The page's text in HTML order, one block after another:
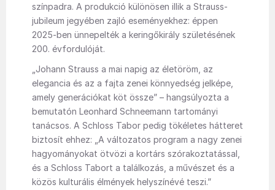
színpadra. A produkció különösen illik a Strauss-
jubileum jegyében zajló eseményekhez: éppen
2025-ben ünnepelték a keringőkirály születésének
200. évfordulóját.
„Johann Strauss a mai napig az életöröm, az
elegancia és az a fajta zenei könnyedség jelképe,
amely generációkat köt össze” – hangsúlyozta a
bemutatón Leonhard Schneemann tartományi
tanácsos. A Schloss Tabor pedig tökéletes hátteret
biztosít ehhez: „A változatos program a nagy zenei
hagyományokat ötvözi a kortárs szórakoztatással,
és a Schloss Tabort a találkozás, a művészet és a
közös kulturális élmények helyszínévé teszi.”